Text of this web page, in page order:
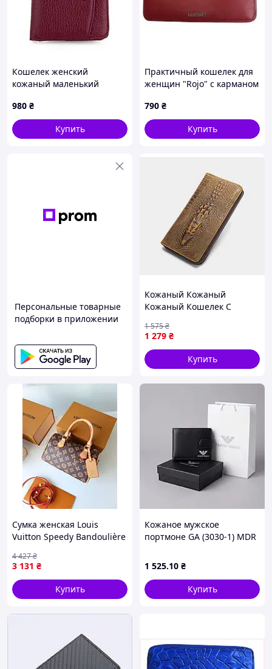
Кошелек женский
кожаный маленький
бордовый
980 ₴
Купить
Практичный кошелек для
женщин "Rojo" с карманом
кожи, портмоне женское,
красный клатч
790 ₴
Купить
Персональные товарные
подборки в приложении
Кожаный Кожаный
Кожаный Кошелек С
Натуральной Кожи
Классический Однотонный
Светло Коричневый Seli
Жіночий Шкіряний
1 279 ₴
1 575₴
Купить
Сумка женская Louis
Vuitton Speedy Bandoulière
3 131 ₴
4 427₴
Купить
Кожаное мужское
портмоне GA (3030-1) MDR
1 525.10 ₴
Купить